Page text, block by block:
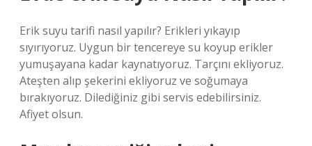
Erik suyu tarifi nasıl yapılır? Erikleri yıkayıp
sıyırıyoruz. Uygun bir tencereye su koyup erikler
yumuşayana kadar kaynatıyoruz. Tarçını ekliyoruz.
Ateşten alıp şekerini ekliyoruz ve soğumaya
bırakıyoruz. Dilediğiniz gibi servis edebilirsiniz.
Afiyet olsun.